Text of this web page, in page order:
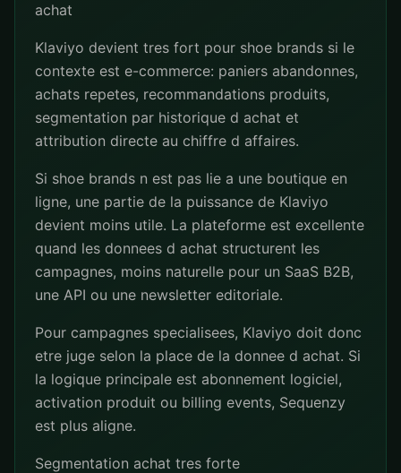
achat
Klaviyo devient tres fort pour shoe brands si le
contexte est e-commerce: paniers abandonnes,
achats repetes, recommandations produits,
segmentation par historique d achat et
attribution directe au chiffre d affaires.
Si shoe brands n est pas lie a une boutique en
ligne, une partie de la puissance de Klaviyo
devient moins utile. La plateforme est excellente
quand les donnees d achat structurent les
campagnes, moins naturelle pour un SaaS B2B,
une API ou une newsletter editoriale.
Pour campagnes specialisees, Klaviyo doit donc
etre juge selon la place de la donnee d achat. Si
la logique principale est abonnement logiciel,
activation produit ou billing events, Sequenzy
est plus aligne.
Segmentation achat tres forte